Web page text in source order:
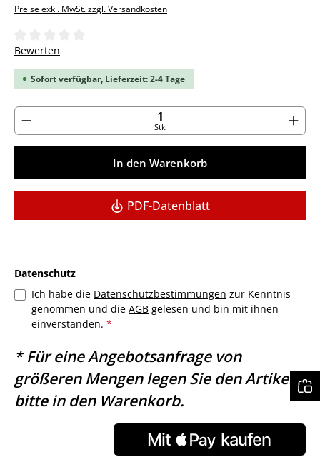
Preise exkl. MwSt. zzgl. Versandkosten
Durchschnittliche Bewertung von 0 von 5 Sternen
Bewerten
Sofort verfügbar, Lieferzeit: 2-4 Tage
Produkt Anzahl: Gib den gewünschten Wert ein
Stk
In den Warenkorb
PDF-Datenblatt
Datenschutz
Ich habe die Datenschutzbestimmungen zur Kenntnis
genommen und die AGB gelesen und bin mit ihnen
einverstanden. *
* Für eine Angebotsanfrage von
größeren Mengen legen Sie den Artikel
bitte in den Warenkorb.